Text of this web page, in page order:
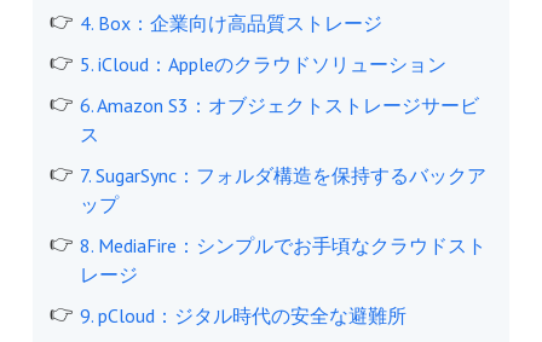
4. Box：企業向け高品質ストレージ
5. iCloud：Appleのクラウドソリューション
6. Amazon S3：オブジェクトストレージサービ
ス
7. SugarSync：フォルダ構造を保持するバックア
ップ
8. MediaFire：シンプルでお手頃なクラウドスト
レージ
9. pCloud：ジタル時代の安全な避難所